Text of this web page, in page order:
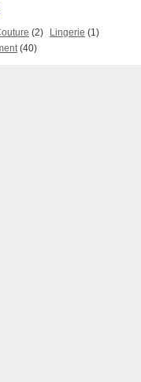
(2) Lingerie (1)
(40)